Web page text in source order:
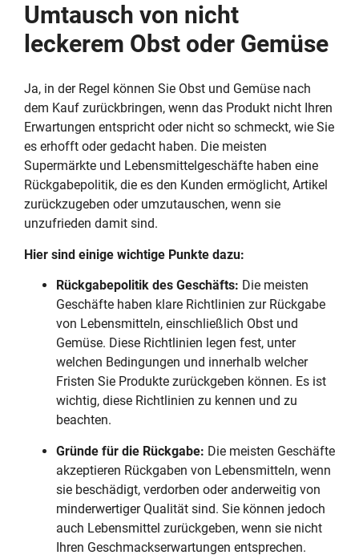
Umtausch von nicht
leckerem Obst oder Gemüse
Ja, in der Regel können Sie Obst und Gemüse nach
dem Kauf zurückbringen, wenn das Produkt nicht Ihren
Erwartungen entspricht oder nicht so schmeckt, wie Sie
es erhofft oder gedacht haben. Die meisten
Supermärkte und Lebensmittelgeschäfte haben eine
Rückgabepolitik, die es den Kunden ermöglicht, Artikel
zurückzugeben oder umzutauschen, wenn sie
unzufrieden damit sind.
Hier sind einige wichtige Punkte dazu:
Rückgabepolitik des Geschäfts: Die meisten
Geschäfte haben klare Richtlinien zur Rückgabe
von Lebensmitteln, einschließlich Obst und
Gemüse. Diese Richtlinien legen fest, unter
welchen Bedingungen und innerhalb welcher
Fristen Sie Produkte zurückgeben können. Es ist
wichtig, diese Richtlinien zu kennen und zu
beachten.
Gründe für die Rückgabe: Die meisten Geschäfte
akzeptieren Rückgaben von Lebensmitteln, wenn
sie beschädigt, verdorben oder anderweitig von
minderwertiger Qualität sind. Sie können jedoch
auch Lebensmittel zurückgeben, wenn sie nicht
Ihren Geschmackserwartungen entsprechen.